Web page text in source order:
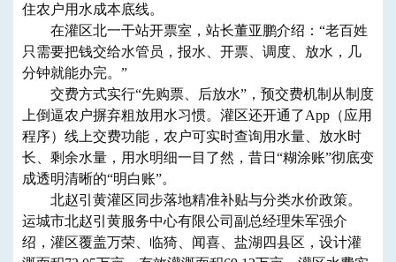
住农户用水成本底线。
在灌区北一干站开票室，站长董亚鹏介绍：“老百姓
只需要把钱交给水管员，报水、开票、调度、放水，几
分钟就能办完。”
交费方式实行“先购票、后放水”，预交费机制从制度
上倒逼农户摒弃粗放用水习惯。灌区还开通了App（应用
程序）线上交费功能，农户可实时查询用水量、放水时
长、剩余水量，用水明细一目了然，昔日“糊涂账”彻底变
成透明清晰的“明白账”。
北赵引黄灌区同步落地精准补贴与分类水价政策。
运城市北赵引黄服务中心有限公司副总经理朱军强介
绍，灌区覆盖万荣、临猗、闻喜、盐湖四县区，设计灌